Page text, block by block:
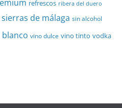
refrescos ribera del duero
sierras de málaga sin alcohol
vino dulce vino tinto vodka